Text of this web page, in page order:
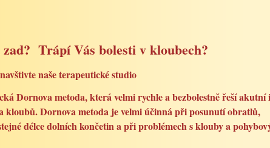
Trápí Vás bolesti v kloubech?
navštivte naše terapeutické studio
Dornova metoda, která velmi rychle a bezbolestně řeší akutní i
kloubů. Dornova metoda je velmi účinná při posunutí obratlů,
délce dolních končetin a při problémech s klouby a